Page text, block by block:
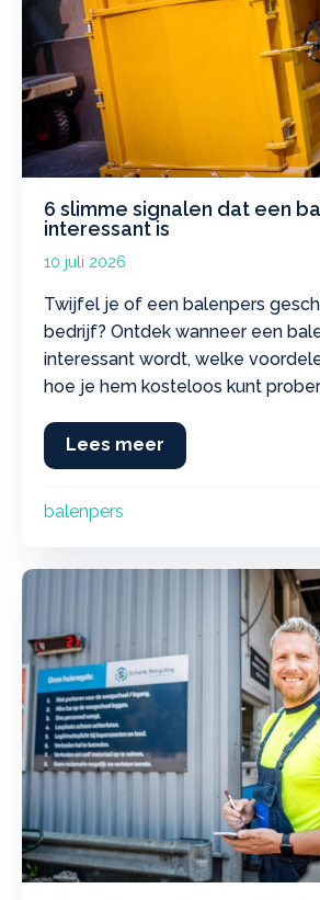
6 slimme signalen dat een
interessant is
10 juli 2026
Twijfel je of een balenpers
bedrijf? Ontdek wanneer een
interessant wordt, welke
hoe je hem kosteloos kunt
Lees meer
balenpers